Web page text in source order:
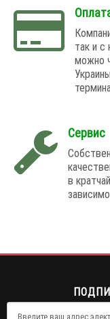
так и с
можно
Сервис
в